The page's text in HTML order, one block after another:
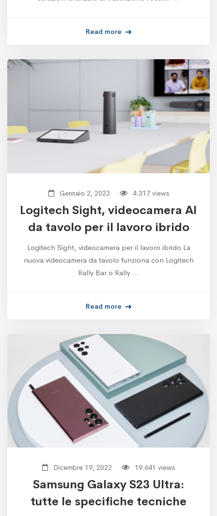
Read more
Gennaio 2, 2023 4.317 views
Logitech Sight, videocamera AI
da tavolo per il lavoro ibrido
Logitech Sight, videocamera per il lavoro ibrido La
nuova videocamera da tavolo funziona con Logitech
Rally Bar o Rally …
Read more
Dicembre 19, 2022 19.641 views
Samsung Galaxy S23 Ultra:
tutte le specifiche tecniche